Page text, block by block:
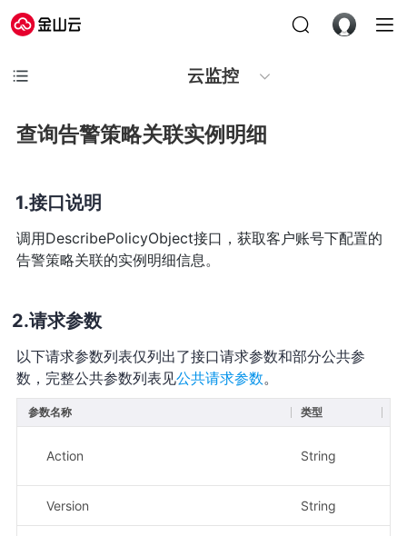
云监控
查询告警策略关联实例明细
接口说明
调用DescribePolicyObject接口，获取客户账号下配置的
告警策略关联的实例明细信息。
请求参数
以下请求参数列表仅列出了接口请求参数和部分公共参
数，完整公共参数列表见公共请求参数。
参数名称 类型
Action String
Version String